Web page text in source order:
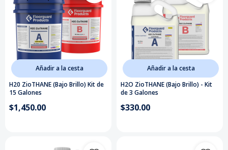
Añadir a la cesta
H20 ZioTHANE (Bajo Brillo) Kit de
15 Galones
$1,450.00
Añadir a la cesta
H2O ZioTHANE (Bajo Brillo) - Kit
de 3 Galones
$330.00